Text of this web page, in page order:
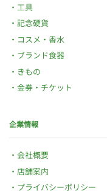
工具
記念硬貨
コスメ・香水
ブランド食器
きもの
金券・チケット
企業情報
会社概要
店舗案内
プライバシーポリシー